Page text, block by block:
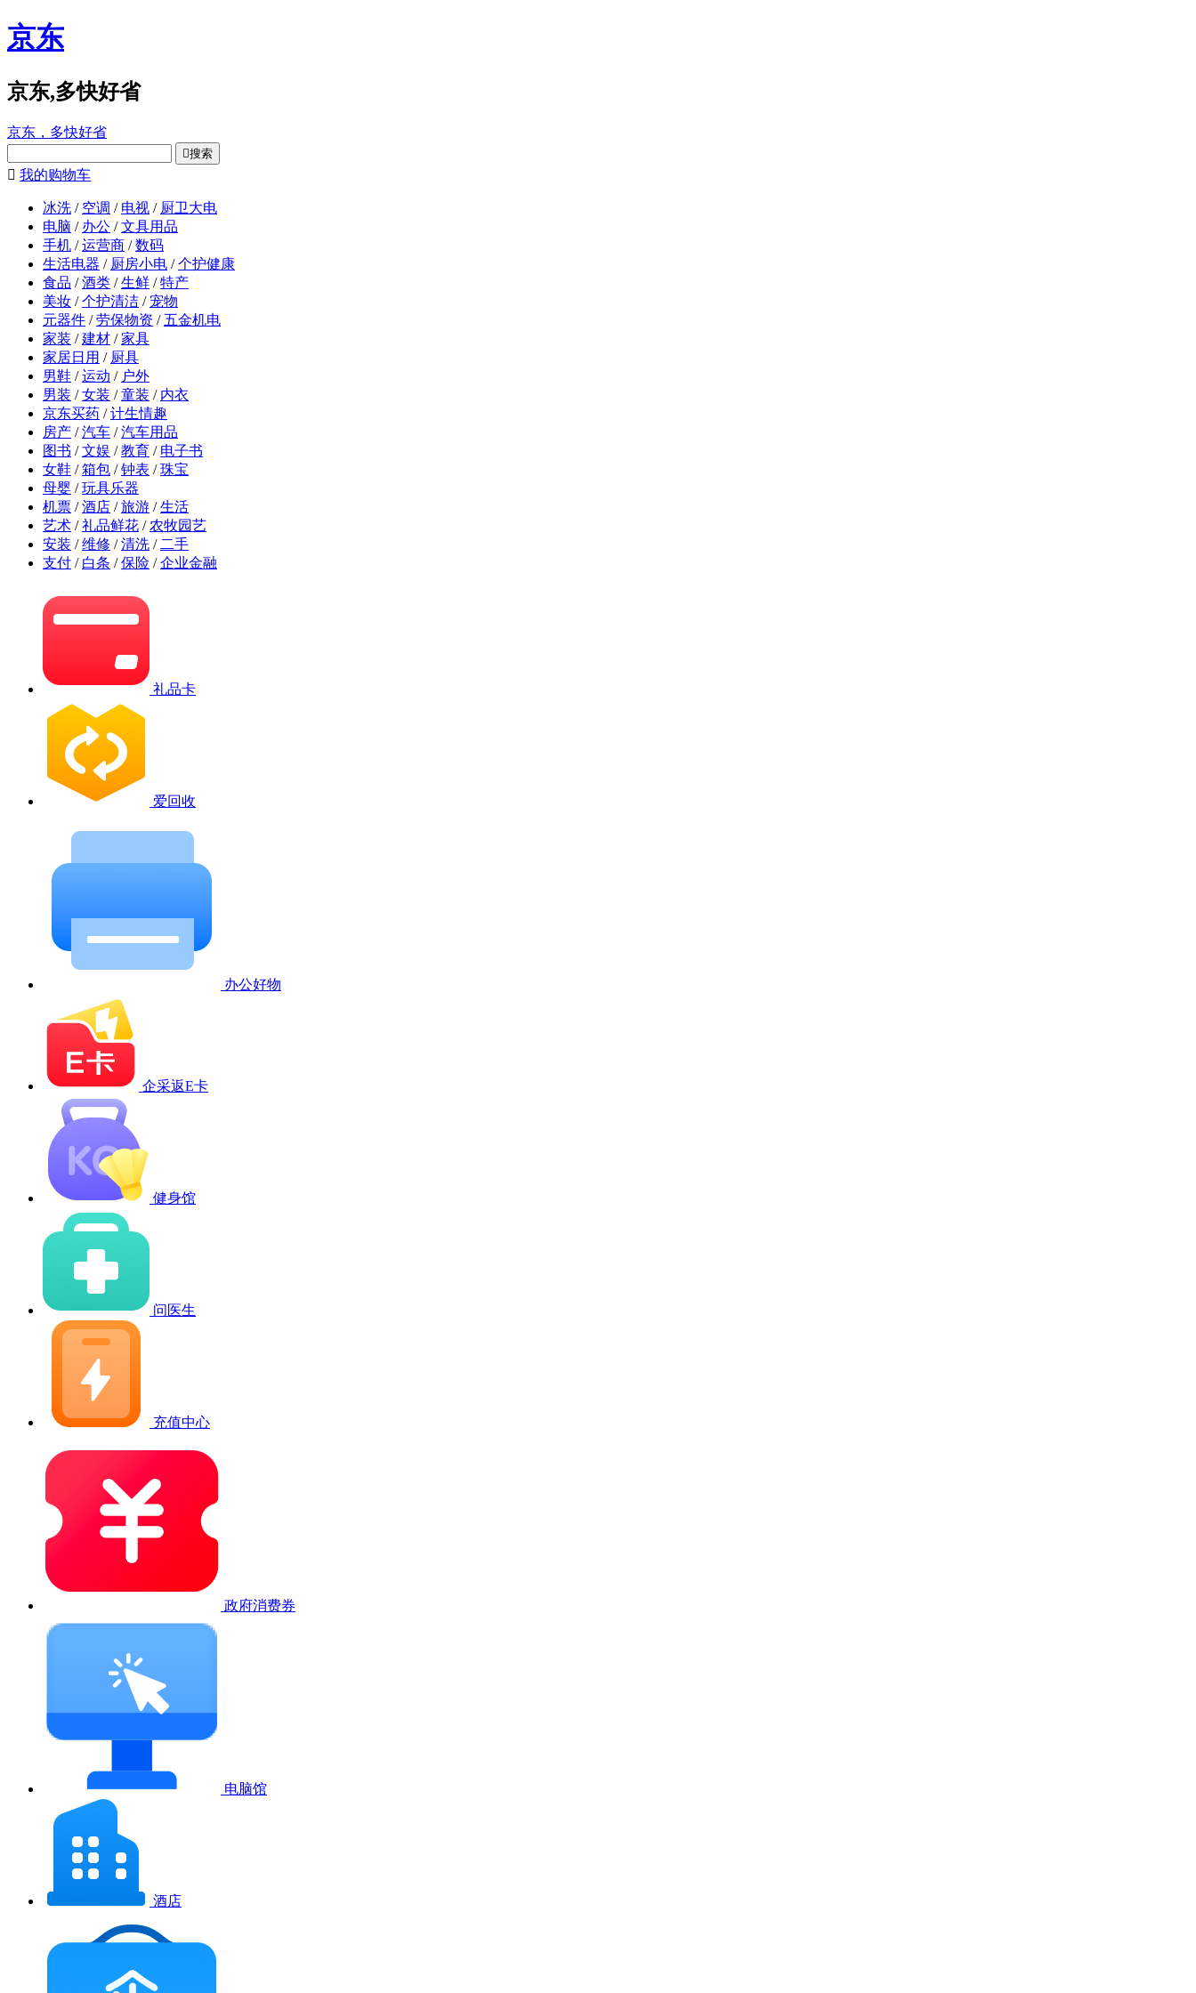
京东
京东,多快好省
京东，多快好省
搜索
 我的购物车
冰洗 / 空调 / 电视 / 厨卫大电
电脑 / 办公 / 文具用品
手机 / 运营商 / 数码
生活电器 / 厨房小电 / 个护健康
食品 / 酒类 / 生鲜 / 特产
美妆 / 个护清洁 / 宠物
元器件 / 劳保物资 / 五金机电
家装 / 建材 / 家具
家居日用 / 厨具
男鞋 / 运动 / 户外
男装 / 女装 / 童装 / 内衣
京东买药 / 计生情趣
房产 / 汽车 / 汽车用品
图书 / 文娱 / 教育 / 电子书
女鞋 / 箱包 / 钟表 / 珠宝
母婴 / 玩具乐器
机票 / 酒店 / 旅游 / 生活
艺术 / 礼品鲜花 / 农牧园艺
安装 / 维修 / 清洗 / 二手
支付 / 白条 / 保险 / 企业金融
礼品卡
爱回收
办公好物
企采返E卡
健身馆
问医生
充值中心
政府消费券
电脑馆
酒店